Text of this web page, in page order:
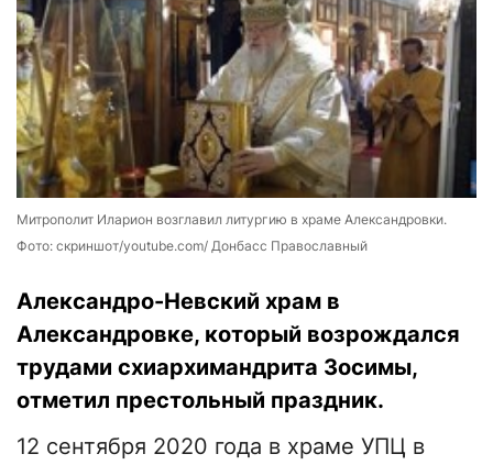
Митрополит Иларион возглавил литургию в храме Александровки.
Фото: скриншот/youtube.com/ Донбасс Православный
Александро-Невский храм в
Александровке, который возрождался
трудами схиархимандрита Зосимы,
отметил престольный праздник.
12 сентября 2020 года в храме УПЦ в